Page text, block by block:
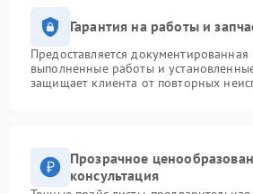
Гарантия на работы и
Предоставляется документированная
выполненные работы и
защищает клиента от повторных
Прозрачное
консультация